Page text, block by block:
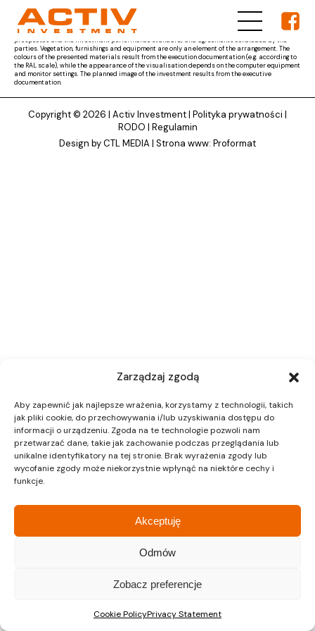
Zarządzaj zgodą
Aby zapewnić jak najlepsze wrażenia, korzystamy z technologii, takich
jak pliki cookie, do przechowywania i/lub uzyskiwania dostępu do
informacji o urządzeniu. Zgoda na te technologie pozwoli nam
przetwarzać dane, takie jak zachowanie podczas przeglądania lub
unikalne identyfikatory na tej stronie. Brak wyrażenia zgody lub
wycofanie zgody może niekorzystnie wpłynąć na niektóre cechy i
funkcje.
Akceptuję
Odmów
Zobacz preferencje
Cookie PolicyPrivacy Statement
The materials presented on ACTIV Investment's website are for reference only and the subject
matter of the developer's obligation results from the parties' agreement and the project
documentation approved by the competent authority, as well as other documents, i.e. the
prospectus and the investment performance standard, and agreements concluded by the
parties. Vegetation, furnishings and equipment are only an element of the arrangement. The
colours of the presented materials result from the execution documentation (e.g. according to
the RAL scale), while the appearance of the visualisation depends on the computer equipment
and monitor settings. The planned image of the investment results from the executive
documentation.
Copyright © 2026 | Activ Investment| Polityka prywatności |
RODO | Regulamin
Design by CTL MEDIA | Strona www: Proformat